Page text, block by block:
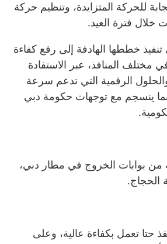
للحركة المتزايدة، وتنظيم حركة
خلال فترة العيد.
خططها الهادفة إلى رفع كفاءة
مختلف المنافذ، عبر الاستفادة
الرقمية التي تدعم سرعة
بما ينسجم مع توجهات حكومة دبي
من بوابات الخروج في مطار دبي،
الحجاج.
حتا تعمل بكفاءة عالية، وعلى